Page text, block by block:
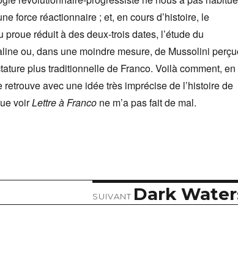
force réactionnaire ; et, en cours d’histoire, le
réduit à des deux-trois dates, l’étude du
ou, dans une moindre mesure, de Mussolini
plus traditionnelle de Franco. Voilà comment, en
avec une idée très imprécise de l’histoire de
voirLettre à Franco ne m’a pas fait de mal.
SUIVANT
Article
suivant :
Dark